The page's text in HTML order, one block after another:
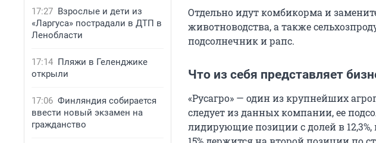
17:27 Взрослые и дети из
«Ларгуса» пострадали в ДТП в
Ленобласти
17:14 Пляжи в Геленджике
открыли
17:06 Финляндия собирается
ввести новый экзамен на
гражданство
Отдельно идут комбикорма и
животноводства, а также
подсолнечник и рапс.
Что из себя представляет
«Русагро» — один из крупнейших
следует из данных компании, ее
лидирующие позиции с долей в 12,3%,